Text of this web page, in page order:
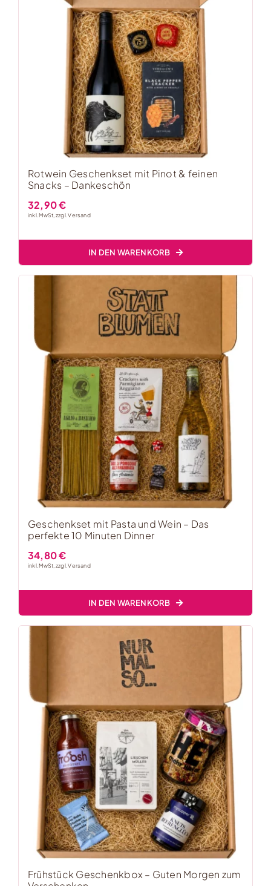
Rotwein Geschenkset mit Pinot & feinen
Snacks – Dankeschön
32,90€
inkl. MwSt, zzgl.Versand
IN DEN WARENKORB
Geschenkset mit Pasta und Wein – Das
perfekte 10 Minuten Dinner
34,80€
inkl. MwSt, zzgl.Versand
IN DEN WARENKORB
Frühstück Geschenkbox – Guten Morgen zum